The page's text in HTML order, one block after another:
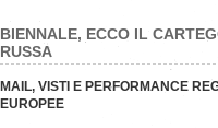
BIENNALE, ECCO IL
RUSSA
MAIL, VISTI E PERFORMANCE
EUROPEE